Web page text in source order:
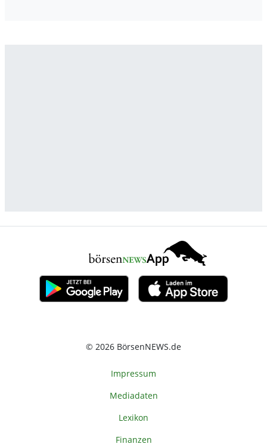
© 2026 BörsenNEWS.de
Impressum
Mediadaten
Lexikon
Finanzen